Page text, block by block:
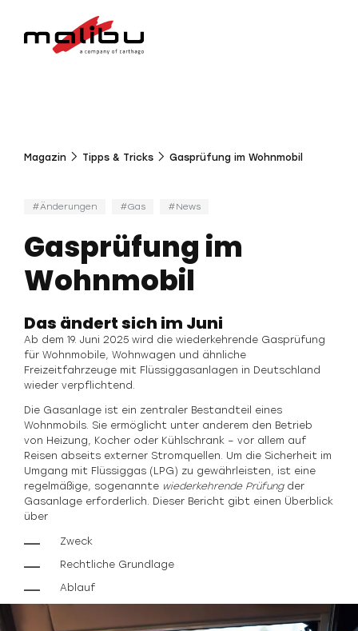
Magazin Tipps & Tricks Gasprüfung im Wohnmobil
Änderungen Gas News
Gasprüfung im
Wohnmobil
Das ändert sich im Juni
Ab dem 19. Juni 2025 wird die wiederkehrende Gasprüfung
für Wohnmobile, Wohnwagen und ähnliche
Freizeitfahrzeuge mit Flüssiggasanlagen in Deutschland
wieder verpflichtend.
Die Gasanlage ist ein zentraler Bestandteil eines
Wohnmobils. Sie ermöglicht unter anderem den Betrieb
von Heizung, Kocher oder Kühlschrank – vor allem auf
Reisen abseits externer Stromquellen. Um die Sicherheit im
Umgang mit Flüssiggas (LPG) zu gewährleisten, ist eine
regelmäßige, sogenannte wiederkehrende Prüfungder
Gasanlage erforderlich. Dieser Bericht gibt einen Überblick
über
Zweck
Rechtliche Grundlage
Ablauf